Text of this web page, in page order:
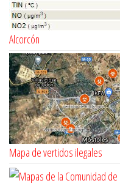
Alcorcón
Mapa de vertidos ilegales